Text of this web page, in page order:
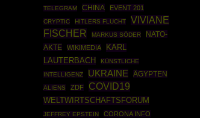
TELEGRAM CHINA EVENT 201
CRYPTIC HITLERS FLUCHT
VIVIANE
FISCHER
MARKUS SÖDER
NATO-
AKTE
WIKIMEDIA
KARL
LAUTERBACH
KÜNSTLICHE
INTELLIGENZ
UKRAINE ÄGYPTEN
ALIENS ZDF COVID19
WELTWIRTSCHAFTSFORUM
JEFFREY EPSTEIN
CORONA INFO